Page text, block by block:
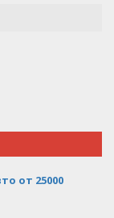
от 25000